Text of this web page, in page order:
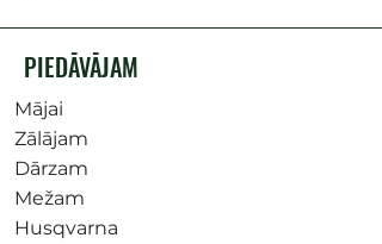
PIEDĀVĀJAM
Mājai
Zālājam
Dārzam
Mežam
Husqvarna